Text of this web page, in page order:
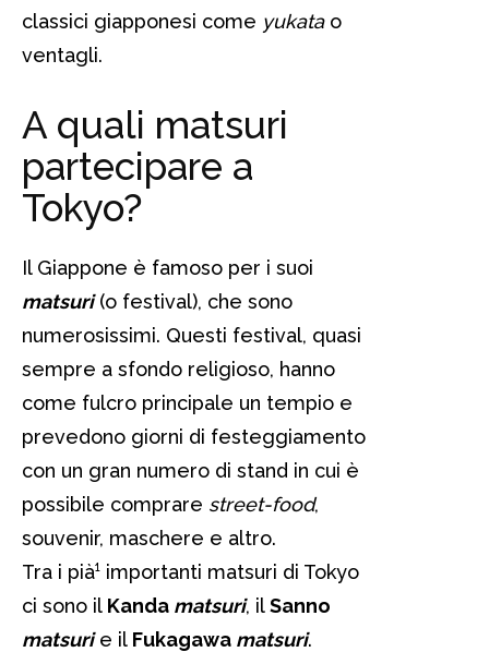
classici giapponesi come yukatao
ventagli.
A quali matsuri
partecipare a
Tokyo?
Il Giappone è famoso per i suoi
matsuri(o festival), che sono
numerosissimi. Questi festival, quasi
sempre a sfondo religioso, hanno
come fulcro principale un tempio e
prevedono giorni di festeggiamento
con un gran numero di stand in cui è
possibile comprare street-food,
souvenir, maschere e altro.
Tra i pià¹ importanti matsuri di Tokyo
ci sono il Kanda matsuri, ilSanno
matsurie il Fukagawa matsuri.